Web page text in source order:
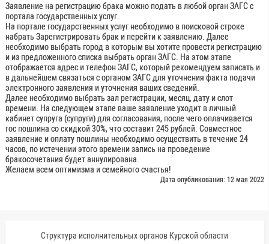
Заявление на регистрацию брака можно подать в любой орган ЗАГС с
портала государственных услуг.
На портале государственных услуг необходимо в поисковой строке
набрать Зарегистрировать брак и перейти к заявлению. Далее
необходимо выбрать город в которым вы хотите провести регистрацию
и из предложенного списка выбрать орган ЗАГС. На этом этапе
отображается адрес и телефон ЗАГС, который рекомендуем записать и
в дальнейшем связаться с органом ЗАГС для уточнения факта подачи
электронного заявления и уточнения ваших сведений.
Далее необходимо выбрать зал регистрации, месяц, дату и слот
времени. На следующем этапе ваше заявление уходит в личный
кабинет супруга (супруги) для согласования, после чего оплачивается
гос пошлина со скидкой 30%, что составит 245 рублей. Совместное
заявление и оплату пошлины необходимо осуществить в течение 24
часов, по истечении этого времени запись на проведение
бракосочетания будет аннулирована.
Желаем всем оптимизма и семейного счастья!
Дата опубликования: 12 мая 2022
Структура исполнительных органов Курской области